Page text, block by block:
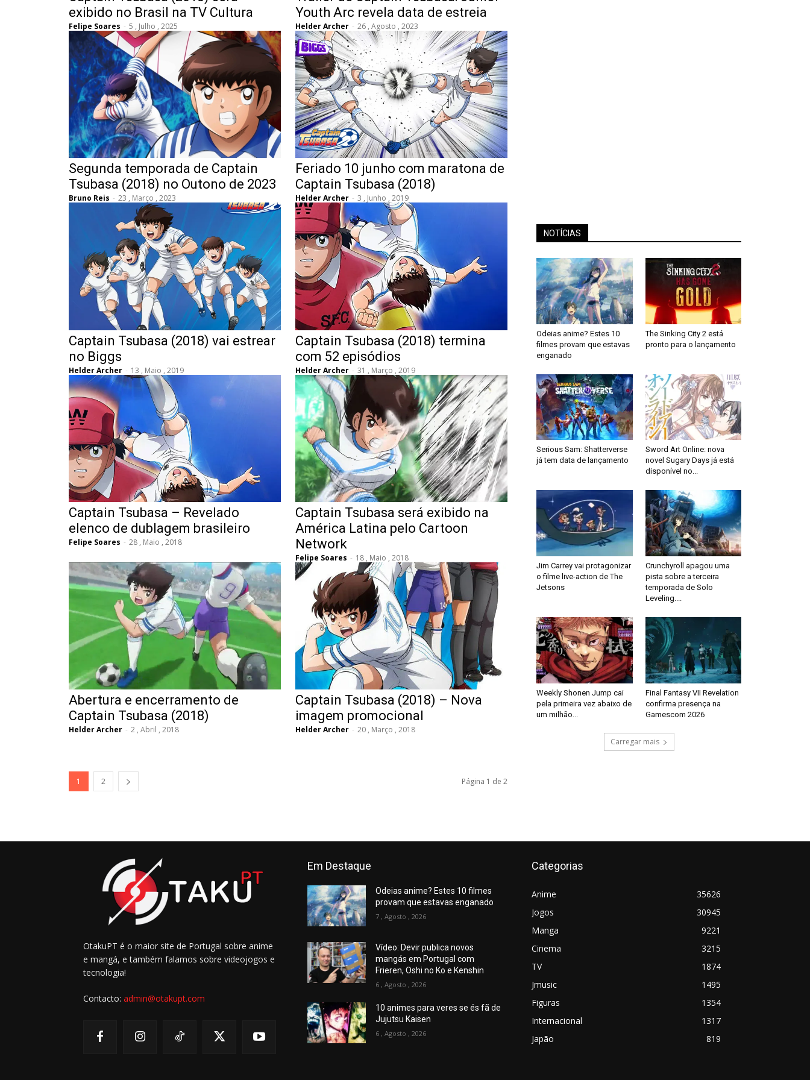
exibido no Brasil na TV Cultura
Felipe Soares - 5 , Julho , 2025
Youth Arc revela data de estreia
Helder Archer - 26 , Agosto , 2023
Segunda temporada de Captain
Tsubasa (2018) no Outono de 2023
Bruno Reis - 23 , Março , 2023
Feriado 10 junho com maratona de
Captain Tsubasa (2018)
Helder Archer - 3 , Junho , 2019
Captain Tsubasa (2018) vai estrear
no Biggs
Helder Archer - 13 , Maio , 2019
Captain Tsubasa (2018) termina
com 52 episódios
Helder Archer - 31 , Março , 2019
Captain Tsubasa – Revelado
elenco de dublagem brasileiro
Felipe Soares - 28 , Maio , 2018
Captain Tsubasa será exibido na
América Latina pelo Cartoon
Network
Felipe Soares - 18 , Maio , 2018
Abertura e encerramento de
Captain Tsubasa (2018)
Helder Archer - 2 , Abril , 2018
Captain Tsubasa (2018) – Nova
imagem promocional
Helder Archer - 20 , Março , 2018
1 2 Página 1 de 2
NOTÍCIAS
Odeias anime? Estes 10
filmes provam que estavas
enganado
The Sinking City 2 está
pronto para o lançamento
Serious Sam: Shatterverse
já tem data de lançamento
Sword Art Online: nova
novel Sugary Days já está
disponível no...
Jim Carrey vai protagonizar
o filme live-action de The
Jetsons
Crunchyroll apagou uma
pista sobre a terceira
temporada de Solo
Leveling....
Weekly Shonen Jump cai
pela primeira vez abaixo de
um milhão...
Final Fantasy VII Revelation
confirma presença na
Gamescom 2026
Carregar mais
OtakuPT é o maior site de Portugal sobre anime
e mangá, e também falamos sobre videojogos e
tecnologia!
Contacto: admin@otakupt.com
Em Destaque
Odeias anime? Estes 10 filmes
provam que estavas enganado
7 , Agosto , 2026
Vídeo: Devir publica novos
mangás em Portugal com
Frieren, Oshi no Ko e Kenshin
6 , Agosto , 2026
10 animes para veres se és fã de
Jujutsu Kaisen
6 , Agosto , 2026
Categorias
Anime
35626
Jogos
30945
Manga
9221
Cinema
3215
TV
1874
Jmusic
1495
Figuras
1354
Internacional
1317
Japão
819